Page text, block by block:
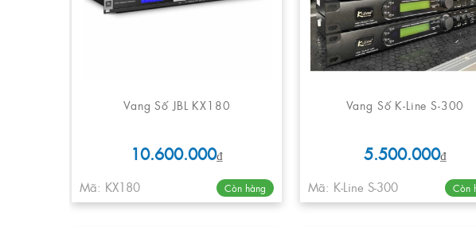
Vang Số JBL KX180
10.600.000₫
Mã: KX180
Còn hàng
Vang Số K-Line S-300
5.500.000₫
Mã: K-Line S-300
Còn